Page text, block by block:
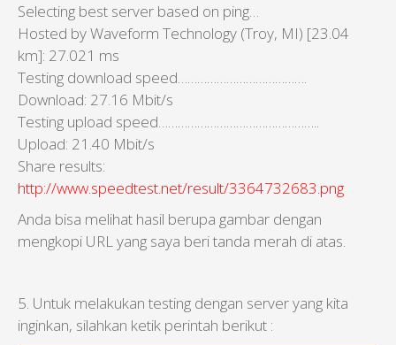
Selecting best server based on ping…
Hosted by Waveform Technology (Troy, MI) [23.04
km]: 27.021 ms
Testing download speed………………………………….
Download: 27.16 Mbit/s
Testing upload speed…………………………………………..
Upload: 21.40 Mbit/s
Share results:
http://www.speedtest.net/result/3364732683.png
Anda bisa melihat hasil berupa gambar dengan
mengkopi URL yang saya beri tanda merah di atas.
5. Untuk melakukan testing dengan server yang kita
inginkan, silahkan ketik perintah berikut :